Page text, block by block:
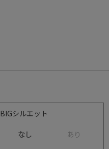
BIGシルエット
なし あ り